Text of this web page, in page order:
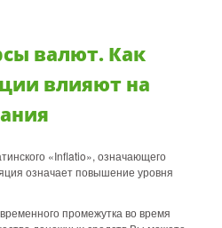
валют. Как
влияют на
«Inflatio», означающего
означает повышение уровня
промежутка во время